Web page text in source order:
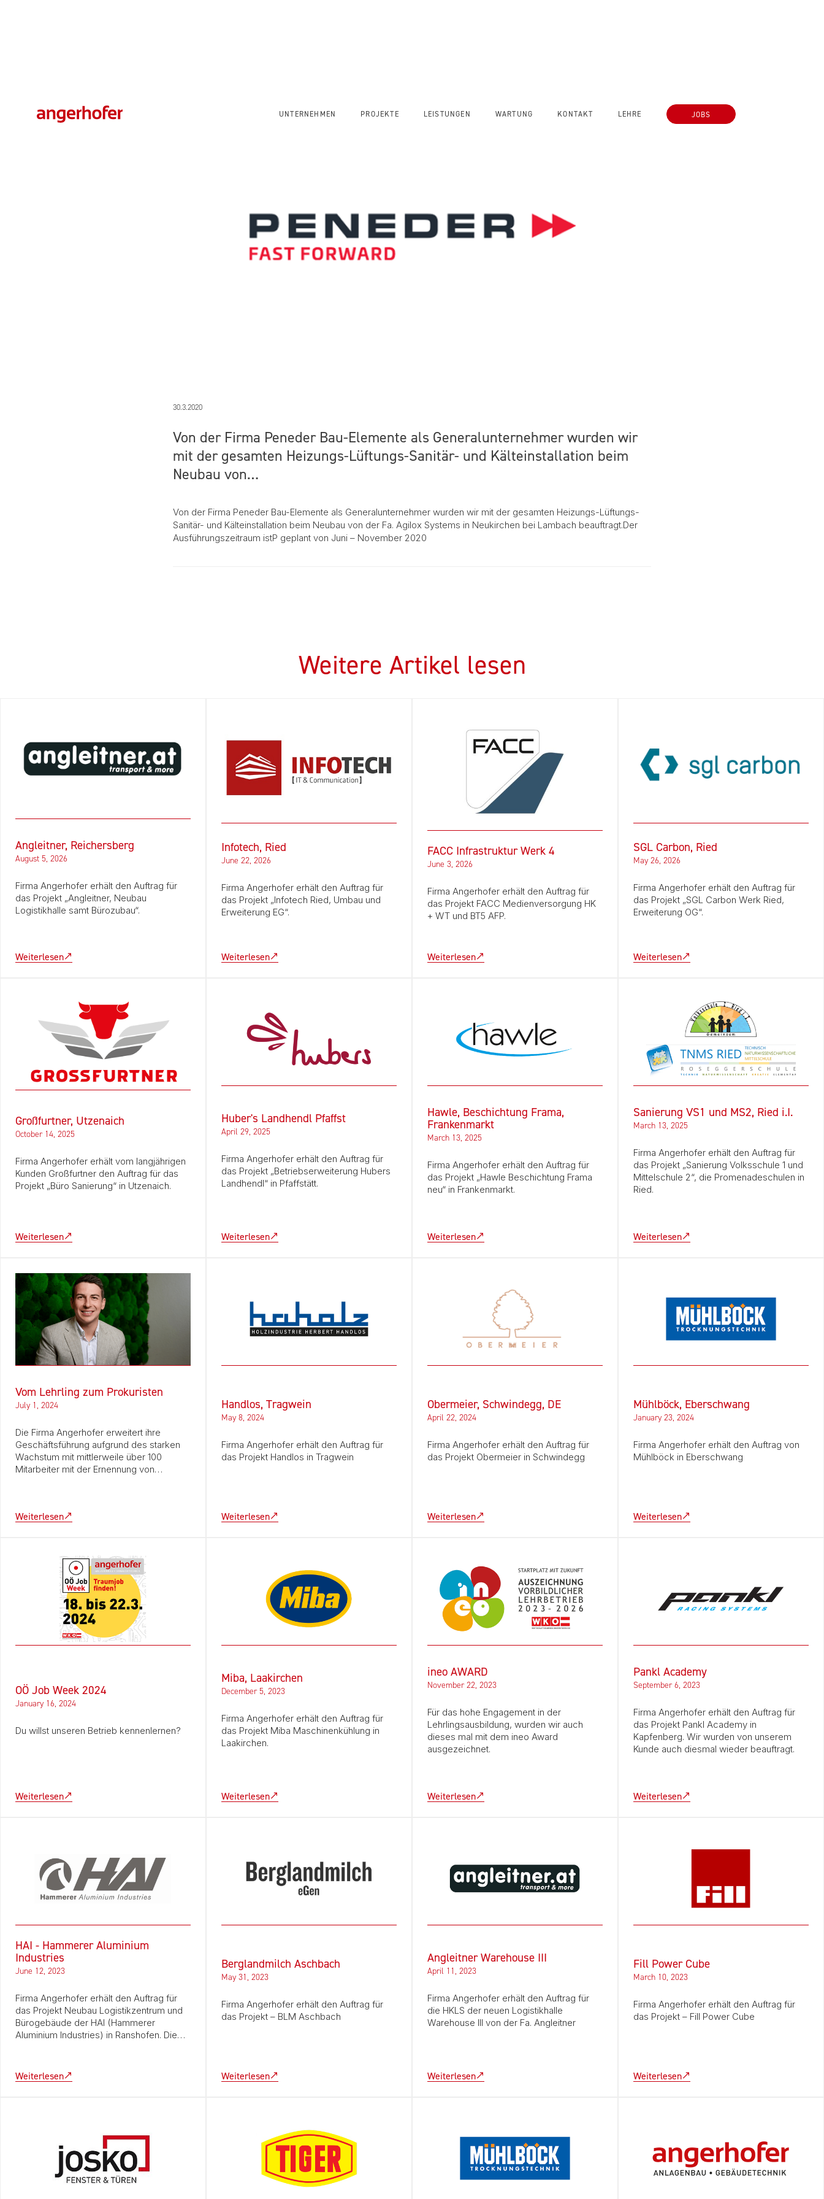
UNTERNEHMEN PROJEKTE LEISTUNGEN WARTUNG KONTAKT LEHRE JOBS
30.3.2020
Von der Firma Peneder Bau-Elemente als Generalunternehmer wurden wir
mit der gesamten Heizungs-Lüftungs-Sanitär- und Kälteinstallation beim
Neubau von…
Von der Firma Peneder Bau-Elemente als Generalunternehmer wurden wir mit der gesamten Heizungs-Lüftungs-
Sanitär- und Kälteinstallation beim Neubau von der Fa. Agilox Systems in Neukirchen bei Lambach beauftragt.Der
Ausführungszeitraum istP geplant von Juni – November 2020
Weitere Artikel lesen
Angleitner, Reichersberg
August 5, 2026
Firma Angerhofer erhält den Auftrag für
das Projekt „Angleitner, Neubau
Logistikhalle samt Bürozubau“.
Weiterlesen
Infotech, Ried
June 22, 2026
Firma Angerhofer erhält den Auftrag für
das Projekt „Infotech Ried, Umbau und
Erweiterung EG“.
Weiterlesen
FACC Infrastruktur Werk 4
June 3, 2026
Firma Angerhofer erhält den Auftrag für
das Projekt FACC Medienversorgung HK
+ WT und BT5 AFP.
Weiterlesen
SGL Carbon, Ried
May 26, 2026
Firma Angerhofer erhält den Auftrag für
das Projekt „SGL Carbon Werk Ried,
Erweiterung OG“.
Weiterlesen
Großfurtner, Utzenaich
October 14, 2025
Firma Angerhofer erhält vom langjährigen
Kunden Großfurtner den Auftrag für das
Projekt „Büro Sanierung“ in Utzenaich.
Weiterlesen
Huber's Landhendl Pfaffst
April 29, 2025
Firma Angerhofer erhält den Auftrag für
das Projekt „Betriebserweiterung Hubers
Landhendl“ in Pfaffstätt.
Weiterlesen
Hawle, Beschichtung Frama,
Frankenmarkt
March 13, 2025
Firma Angerhofer erhält den Auftrag für
das Projekt „Hawle Beschichtung Frama
neu“ in Frankenmarkt.
Weiterlesen
Sanierung VS1 und MS2, Ried i.I.
March 13, 2025
Firma Angerhofer erhält den Auftrag für
das Projekt „Sanierung Volksschule 1 und
Mittelschule 2“, die Promenadeschulen in
Ried.
Weiterlesen
Vom Lehrling zum Prokuristen
July 1, 2024
Die Firma Angerhofer erweitert ihre
Geschäftsführung aufgrund des starken
Wachstum mit mittlerweile über 100
Mitarbeiter mit der Ernennung von…
Weiterlesen
Handlos, Tragwein
May 8, 2024
Firma Angerhofer erhält den Auftrag für
das Projekt Handlos in Tragwein
Weiterlesen
Obermeier, Schwindegg, DE
April 22, 2024
Firma Angerhofer erhält den Auftrag für
das Projekt Obermeier in Schwindegg
Weiterlesen
Mühlböck, Eberschwang
January 23, 2024
Firma Angerhofer erhält den Auftrag von
Mühlböck in Eberschwang
Weiterlesen
OÖ Job Week 2024
January 16, 2024
Du willst unseren Betrieb kennenlernen?
Weiterlesen
Miba, Laakirchen
December 5, 2023
Firma Angerhofer erhält den Auftrag für
das Projekt Miba Maschinenkühlung in
Laakirchen.
Weiterlesen
ineo AWARD
November 22, 2023
Für das hohe Engagement in der
Lehrlingsausbildung, wurden wir auch
dieses mal mit dem ineo Award
ausgezeichnet.
Weiterlesen
Pankl Academy
September 6, 2023
Firma Angerhofer erhält den Auftrag für
das Projekt Pankl Academy in
Kapfenberg. Wir wurden von unserem
Kunde auch diesmal wieder beauftragt.
Weiterlesen
HAI - Hammerer Aluminium
Industries
June 12, 2023
Firma Angerhofer erhält den Auftrag für
das Projekt Neubau Logistikzentrum und
Bürogebäude der HAI (Hammerer
Aluminium Industries) in Ranshofen. Die…
Weiterlesen
Berglandmilch Aschbach
May 31, 2023
Firma Angerhofer erhält den Auftrag für
das Projekt – BLM Aschbach
Weiterlesen
Angleitner Warehouse III
April 11, 2023
Firma Angerhofer erhält den Auftrag für
die HKLS der neuen Logistikhalle
Warehouse III von der Fa. Angleitner
Weiterlesen
Fill Power Cube
March 10, 2023
Firma Angerhofer erhält den Auftrag für
das Projekt – Fill Power Cube
Weiterlesen